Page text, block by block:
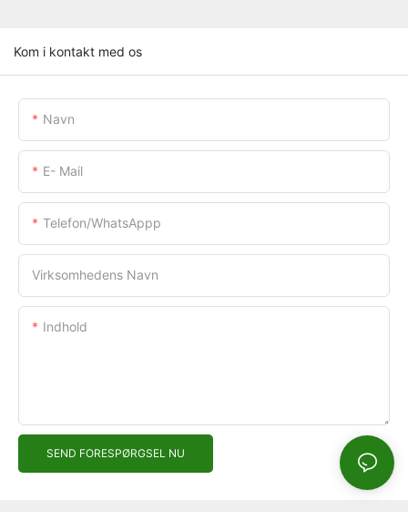
Kom i kontakt med os
Navn
E- Mail
Telefon/WhatsAppp
Virksomhedens Navn
Indhold
SEND FORESPØRGSEL NU